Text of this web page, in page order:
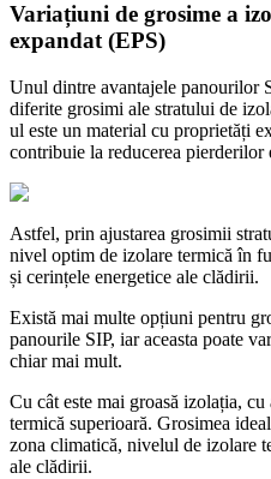
Variațiuni de grosime a
expandat (EPS)
Unul dintre avantajele panourilor
diferite grosimi ale stratului de
ul este un material cu proprietăți
contribuie la reducerea pierderilor
Astfel, prin ajustarea grosimii
nivel optim de izolare termică în
și cerințele energetice ale clădirii.
Există mai multe opțiuni pentru
panourile SIP, iar aceasta poate
chiar mai mult.
Cu cât este mai groasă izolația,
termică superioară. Grosimea
zona climatică, nivelul de izolare
ale clădirii.